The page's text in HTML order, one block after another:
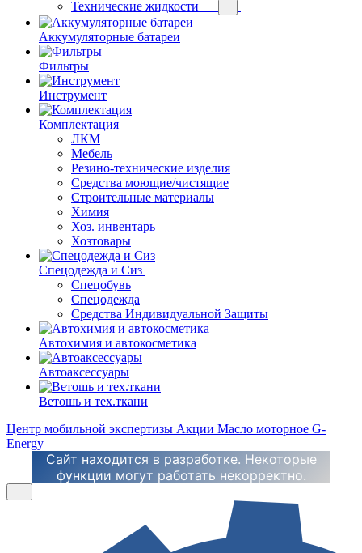
Технические жидкости
Аккумуляторные батареи
Фильтры
Инструмент
Комплектация
ЛКМ
Мебель
Резино-технические изделия
Средства моющие/чистящие
Строительные материалы
Химия
Хоз. инвентарь
Хозтовары
Спецодежда и Сиз
Спецобувь
Спецодежда
Средства Индивидуальной Защиты
Автохимия и автокосметика
Автоаксессуары
Ветошь и тех.ткани
Центр мобильной экспертизы Акции Масло моторное G-
Energy
Сайт находится в разработке. Некоторые
функции могут работать некорректно.